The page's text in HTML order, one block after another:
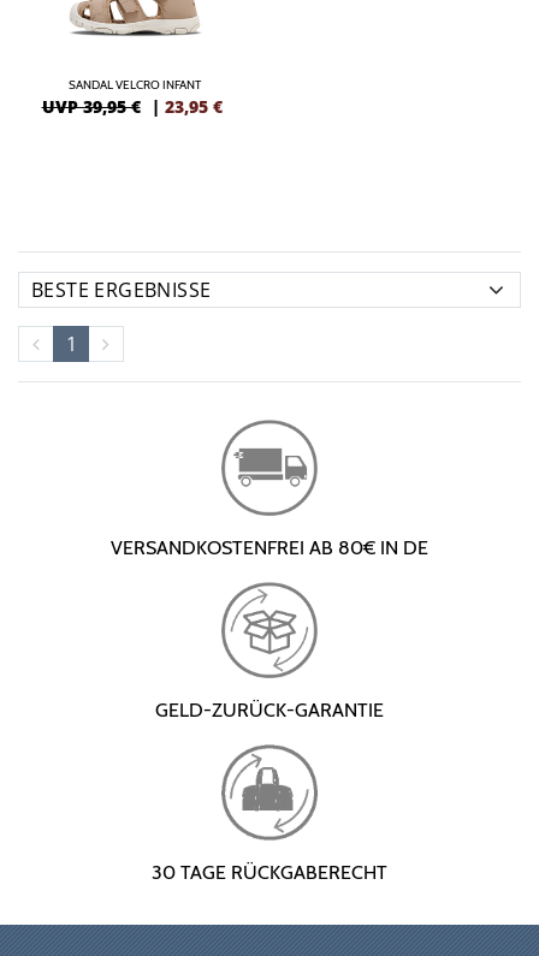
SANDAL VELCRO INFANT
UVP 39,95 € | 23,95 €
1
VERSANDKOSTENFREI AB 80€ IN DE
GELD-ZURÜCK-GARANTIE
30 TAGE RÜCKGABERECHT